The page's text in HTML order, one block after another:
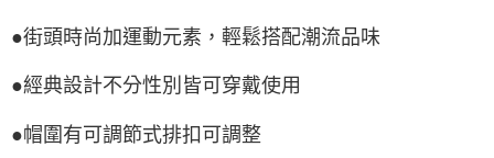
●街頭時尚加運動元素，輕鬆搭配潮流品味
●經典設計不分性別皆可穿戴使用
●帽圍有可調節式排扣可調整